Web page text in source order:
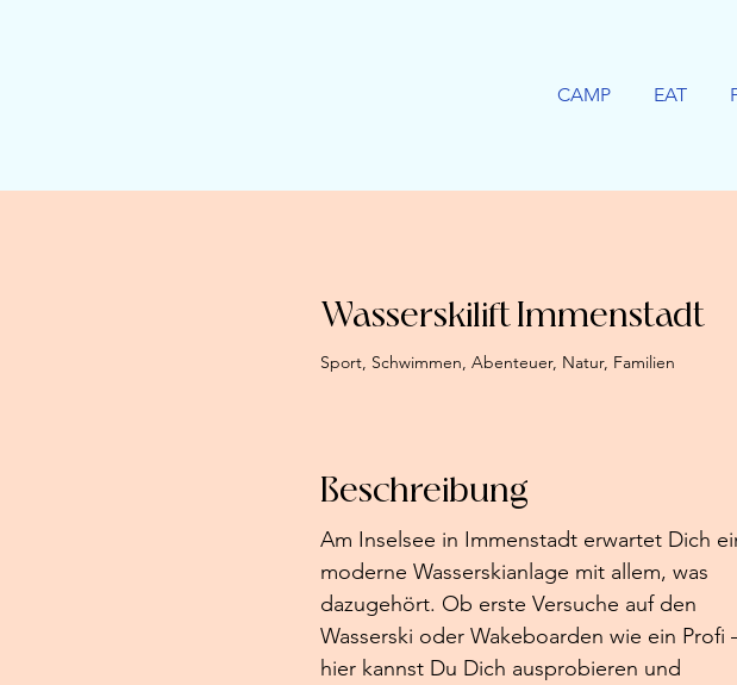
CAMP EAT
Wasserskilift Immenstadt
Sport, Schwimmen, Abenteuer, Natur, Familien
Beschreibung
Am Inselsee in Immenstadt erwartet Dich
moderne Wasserskianlage mit allem, was
dazugehört. Ob erste Versuche auf den
Wasserski oder Wakeboarden wie ein Profi
hier kannst Du Dich ausprobieren und